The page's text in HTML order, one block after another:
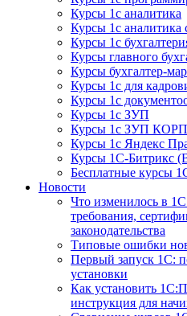
Курсы 1с аналитика
Курсы 1с аналитика
Курсы 1с
Курсы главного
Курсы бухгалтер-
Курсы 1с для
Курсы 1с
Курсы 1с ЗУП
Курсы 1с ЗУП КОРП
Курсы 1с Яндекс
Курсы 1С-Битрикс
Бесплатные курсы
Новости
Что изменилось в
требования,
законодательства
Типовые ошибки
Первый запуск 1С:
установки
Как установить
инструкция для